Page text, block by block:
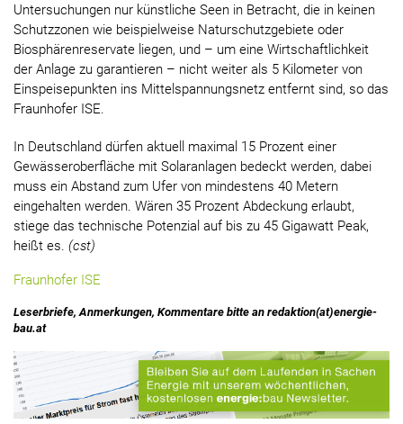
Untersuchungen nur künstliche Seen in Betracht, die in keinen
Schutzzonen wie beispielweise Naturschutzgebiete oder
Biosphärenreservate liegen, und – um eine Wirtschaftlichkeit
der Anlage zu garantieren – nicht weiter als 5 Kilometer von
Einspeisepunkten ins Mittelspannungsnetz entfernt sind, so das
Fraunhofer ISE.
In Deutschland dürfen aktuell maximal 15 Prozent einer
Gewässeroberfläche mit Solaranlagen bedeckt werden, dabei
muss ein Abstand zum Ufer von mindestens 40 Metern
eingehalten werden. Wären 35 Prozent Abdeckung erlaubt,
stiege das technische Potenzial auf bis zu 45 Gigawatt Peak,
heißt es. (cst)
Fraunhofer ISE
Leserbriefe, Anmerkungen, Kommentare bitte an redaktion(at)energie-
bau.at